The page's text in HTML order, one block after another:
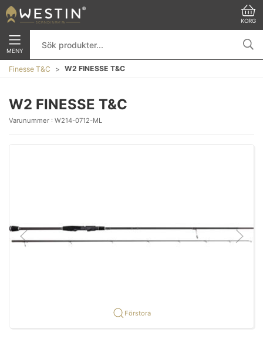
KORG
MENY
Finesse T&C W2 FINESSE T&C
W2 FINESSE T&C
Varunummer : W214-0712-ML
Förstora